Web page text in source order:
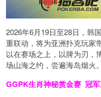
2026年6月19日至28日，韩
重联动，将为亚洲扑克玩家
以在赛场之上，以牌为刃，
场山海之约，尝遍海岛烟火。
GGPK生肖神秘赏金赛 冠